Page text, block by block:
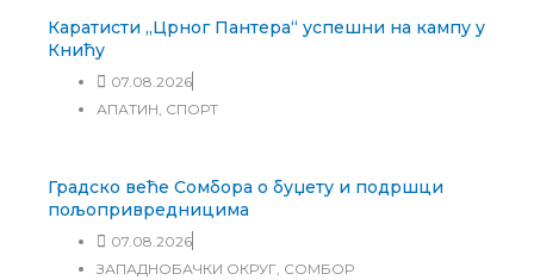
Каратисти „Црног Пантера“ успешни на кампу у
Книћу
07.08.2026
АПАТИН СПОРТ
Градско веће Сомбора о буџету и подршци
пољопривредницима
07.08.2026
ЗАПАДНОБАЧКИ ОКРУГ, СОМБОР